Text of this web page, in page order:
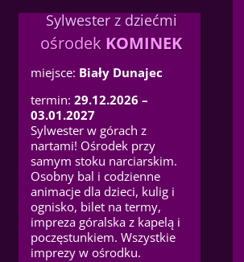
Sylwester z dziećmi
ośrodekKOMINEK
miejsce: Biały Dunajec
termin: 29.12.2026 –
03.01.2027
Sylwester w górach z
nartami! Ośrodek przy
samym stoku narciarskim.
Osobny bal i codzienne
animacje dla dzieci, kulig i
ognisko, bilet na termy,
impreza góralska z kapelą i
poczęstunkiem. Wszystkie
imprezy w ośrodku.